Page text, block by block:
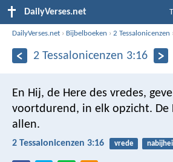
DailyVerses.net
DailyVerses.net › Bijbelboeken ›2 Tessalonicenzen
2 Tessalonicenzen 3:16
En Hij, de Here des vredes,
voortdurend, in elk opzicht. De
allen.
2 Tessalonicenzen 3:16 vrede